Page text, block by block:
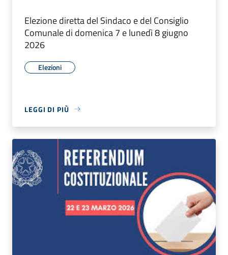
Elezione diretta del Sindaco e del Consiglio
Comunale di domenica 7 e lunedì 8 giugno
2026
Elezioni
LEGGI DI PIÙ